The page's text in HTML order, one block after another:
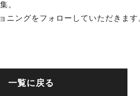
。
ングをフォローしていただきます
一覧に戻る